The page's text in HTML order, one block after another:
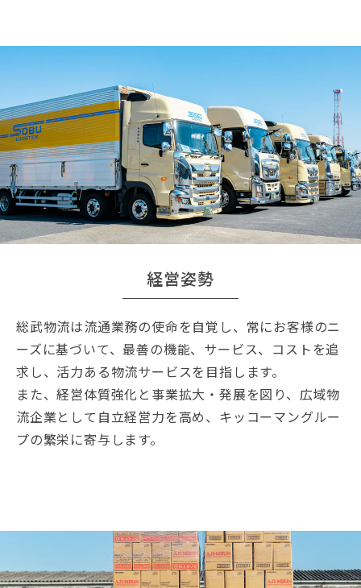
経営姿勢
総武物流は流通業務の使命を自覚し、常にお客様のニ
ーズに基づいて、最善の機能、サービス、コストを追
求し、活力ある物流サービスを目指します。
また、経営体質強化と事業拡大・発展を図り、広域物
流企業として自立経営力を高め、キッコーマングルー
プの繁栄に寄与します。